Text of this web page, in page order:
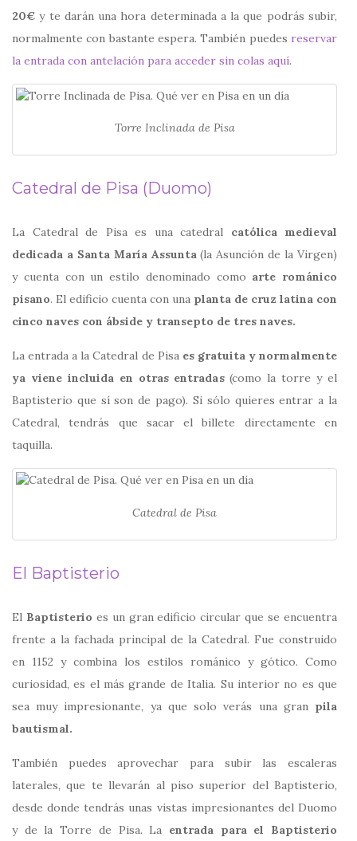
20€y te darán una hora determinada a la que podrás subir,
normalmente con bastante espera. También puedes reservar
la entrada con antelación para acceder sin colas aquí.
Torre Inclinada de Pisa
Catedral de Pisa (Duomo)
La Catedral de Pisa es una catedral católica medieval
dedicada a Santa María Assunta(la Asunción de la Virgen)
y cuenta con un estilo denominado como arte románico
pisano. El edificio cuenta con una planta de cruz latina con
cinco naves con ábside y transepto de tres naves.
La entrada a la Catedral de Pisaes gratuita y normalmente
ya viene incluida en otras entradas(como la torre y el
Baptisterio que sí son de pago). Si sólo quieres entrar a la
Catedral, tendrás que sacar el billete directamente en
taquilla.
Catedral de Pisa
El Baptisterio
El Baptisterio es un gran edificio circular que se encuentra
frente a la fachada principal de la Catedral. Fue construido
en 1152 y combina los estilos románico y gótico. Como
curiosidad, es el más grande de Italia. Su interior no es que
sea muy impresionante, ya que solo verás una gran pila
bautismal.
También puedes aprovechar para subir las escaleras
laterales, que te llevarán al piso superior del Baptisterio,
desde donde tendrás unas vistas impresionantes del Duomo
y de la Torre de Pisa. La entrada para el Baptisterio